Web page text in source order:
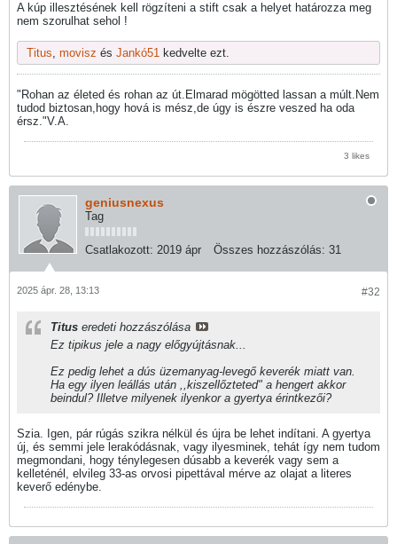
A kúp illesztésének kell rögzíteni a stift csak a helyet határozza meg
nem szorulhat sehol !
Titus, movisz és Jankó51 kedvelte ezt.
"Rohan az életed és rohan az út.Elmarad mögötted lassan a múlt.Nem
tudod biztosan,hogy hová is mész,de úgy is észre veszed ha oda
érsz."V.A.
3 likes
geniusnexus
Tag
Csatlakozott: 2019 ápr Összes hozzászólás: 31
#32
2025 ápr. 28, 13:13
Titus eredeti hozzászólása
Ez tipikus jele a nagy előgyújtásnak...
Ez pedig lehet a dús üzemanyag-levegő keverék miatt van.
Ha egy ilyen leállás után ,,kiszellőzteted" a hengert akkor
beindul? Illetve milyenek ilyenkor a gyertya érintkezői?
Szia. Igen, pár rúgás szikra nélkül és újra be lehet indítani. A gyertya
új, és semmi jele lerakódásnak, vagy ilyesminek, tehát így nem tudom
megmondani, hogy ténylegesen dúsabb a keverék vagy sem a
kelleténél, elvileg 33-as orvosi pipettával mérve az olajat a literes
keverő edénybe.